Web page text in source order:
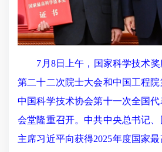
7月8日上午，国家科学技术奖
第二十二次院士大会和中国工程院
中国科学技术协会第十一次全国
会堂隆重召开。中共中央总书记
主席习近平向获得2025年度国家